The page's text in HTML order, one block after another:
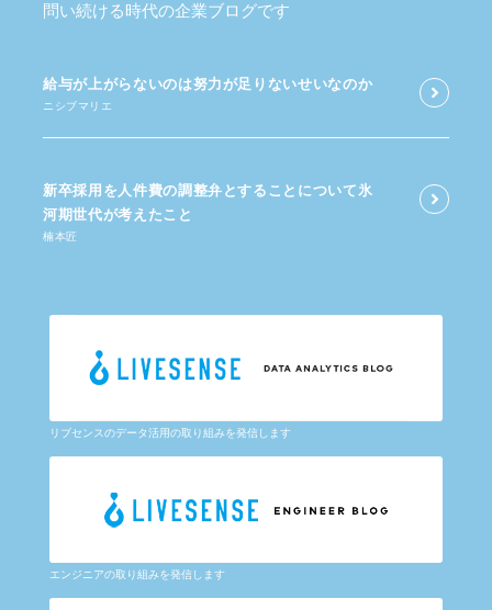
問い続ける時代の企業ブログです
給与が​上がらないのは​努力が​足りないせいなのか
ニシブマリエ
新卒採用を​人件費の​調整弁と​する​ことに​ついて​氷
河期世代が​考えた​こと
楠本匠
リブセンスのデータ活用の取り組みを発信します
エンジニアの取り組みを発信します